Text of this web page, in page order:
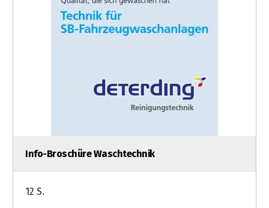
Info-Broschüre Waschtechnik
12 S.